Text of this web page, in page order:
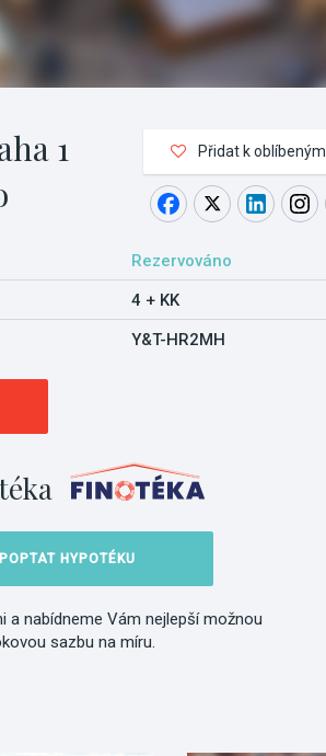
1
Přidat k oblíbeným
Rezervováno
4 + KK
Y&T-HR2MH
POPTAT HYPOTÉKU
a nabídneme Vám nejlepší možnou
sazbu na míru.